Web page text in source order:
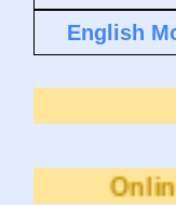
English
अभ्यास